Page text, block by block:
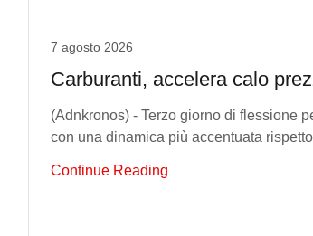
7 agosto 2026
Carburanti, accelera calo
(Adnkronos) - Terzo giorno di flessione
con una dinamica più accentuata
Continue Reading